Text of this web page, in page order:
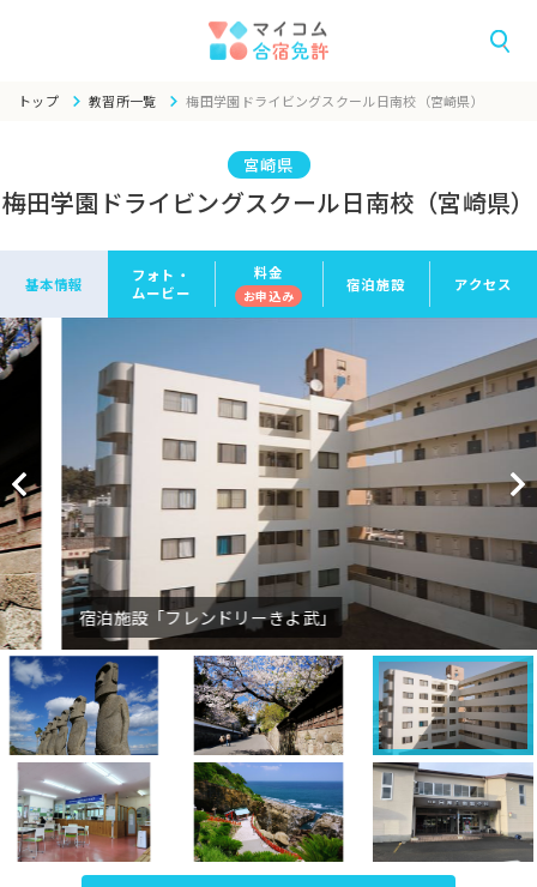
トップ 教習所一覧 梅田学園ドライビングスクール日南校（宮崎県）
宮崎県
梅田学園ドライビングスクール日南校（宮崎県）
基本情報
フォト・
ムービー
料金
お申込み
宿泊施設 アクセス
宿泊施設「フレンドリーきよ武」